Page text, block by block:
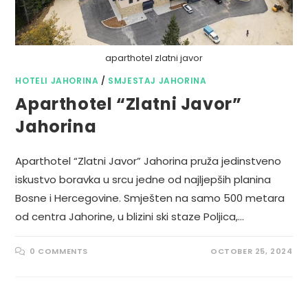
aparthotel zlatni javor
HOTELI JAHORINA / SMJESTAJ JAHORINA
Aparthotel “Zlatni Javor”
Jahorina
Aparthotel “Zlatni Javor” Jahorina pruža jedinstveno
iskustvo boravka u srcu jedne od najljepših planina
Bosne i Hercegovine. Smješten na samo 500 metara
od centra Jahorine, u blizini ski staze Poljica,…
0 COMMENTS OCTOBER 25, 2024